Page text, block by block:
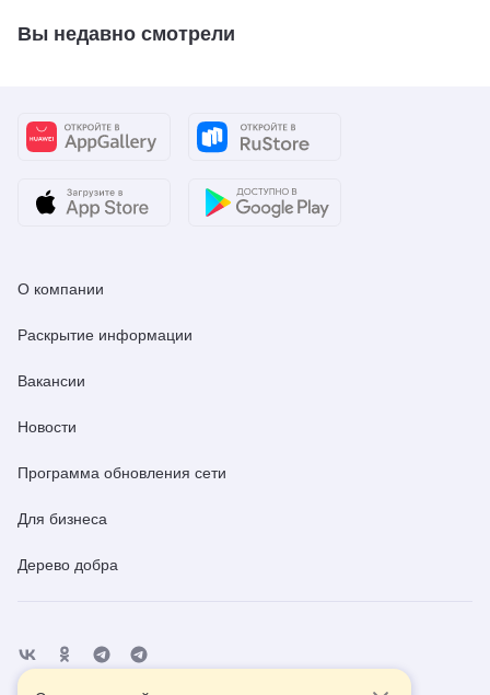
Вы недавно смотрели
О компании
Раскрытие информации
Вакансии
Новости
Программа обновления сети
Для бизнеса
Дерево добра